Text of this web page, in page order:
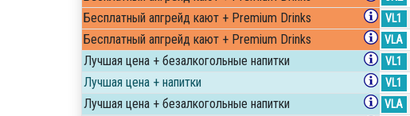
Бесплатный апгрейд кают + Premium Drinks VL1
Бесплатный апгрейд кают + Premium Drinks VLA
Лучшая цена + безалкогольные напитки VL1
Лучшая цена + напитки VL1
Лучшая цена + безалкогольные напитки VLA